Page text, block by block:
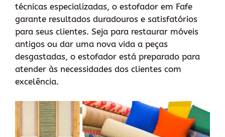
técnicas especializadas, o estofador em Fafe
garante resultados duradouros e satisfatórios
para seus clientes. Seja para restaurar móveis
antigos ou dar uma nova vida a peças
desgastadas, o estofador está preparado para
atender às necessidades dos clientes com
excelência.